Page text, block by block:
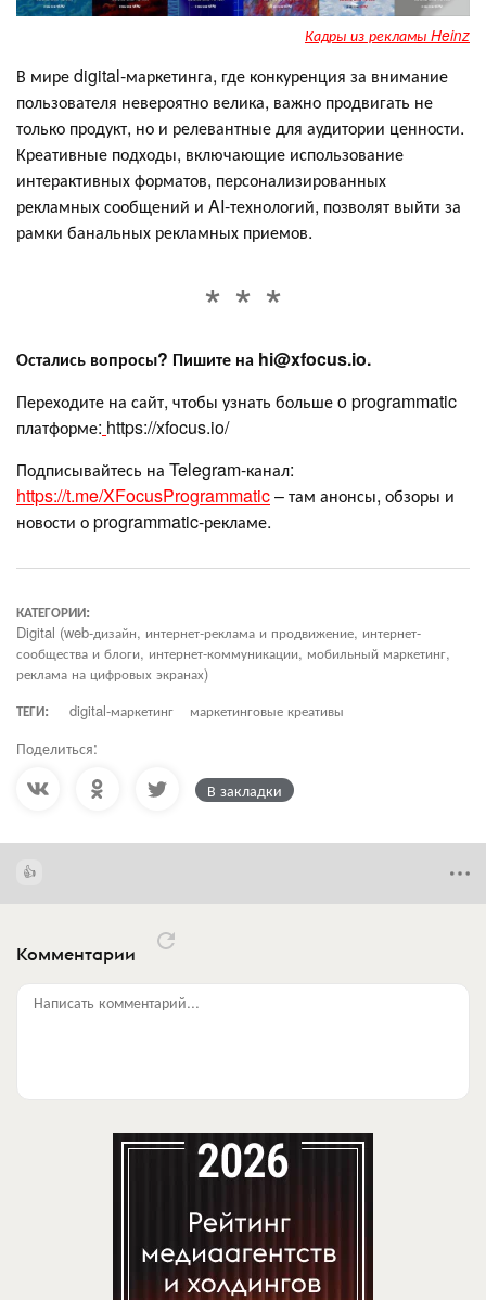
Кадры из рекламы Heinz
В мире digital-маркетинга, где конкуренция за внимание
пользователя невероятно велика, важно продвигать не
только продукт, но и релевантные для аудитории ценности.
Креативные подходы, включающие использование
интерактивных форматов, персонализированных
рекламных сообщений и AI-технологий, позволят выйти за
рамки банальных рекламных приемов.
Остались вопросы? Пишите на hi@xfocus.io.
Переходите на сайт, чтобы узнать больше o programmatic
платформе: https://xfocus.io/
Подписывайтесь на Telegram-канал:
https://t.me/XFocusProgrammatic– там анонсы, обзоры и
новости о programmatic-рекламе.
КАТЕГОРИИ:
Digital (web-дизайн, интернет-реклама и продвижение, интернет-
сообщества и блоги, интернет-коммуникации, мобильный маркетинг,
реклама на цифровых экранах)
ТЕГИ:
digital-маркетинг маркетинговые креативы
Поделиться:
В закладки
Комментарии
Написать комментарий...